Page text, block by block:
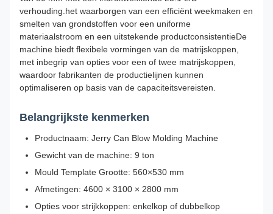
verhouding.het waarborgen van een efficiënt weekmaken en
smelten van grondstoffen voor een uniforme
materiaalstroom en een uitstekende productconsistentieDe
machine biedt flexibele vormingen van de matrijskoppen,
met inbegrip van opties voor een of twee matrijskoppen,
waardoor fabrikanten de productielijnen kunnen
optimaliseren op basis van de capaciteitsvereisten.
Belangrijkste kenmerken
Productnaam: Jerry Can Blow Molding Machine
Gewicht van de machine: 9 ton
Mould Template Grootte: 560×530 mm
Afmetingen: 4600 × 3100 × 2800 mm
Opties voor strijkkoppen: enkelkop of dubbelkop